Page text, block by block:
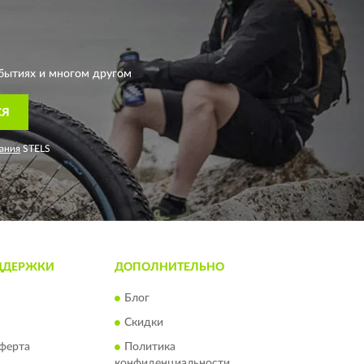
и многом другом
STELS
ДОПОЛНИТЕЛЬНО
Блог
Скидки
Политика